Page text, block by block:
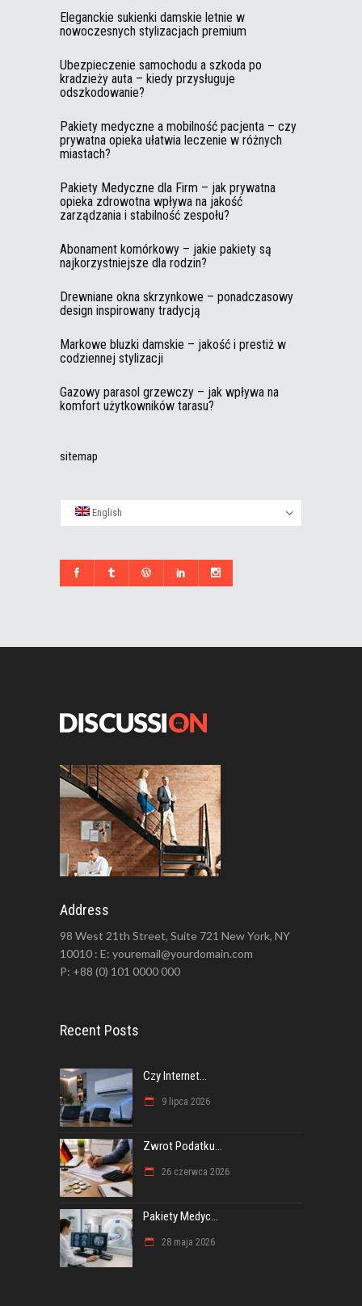
Eleganckie sukienki damskie letnie w
nowoczesnych stylizacjach premium
Ubezpieczenie samochodu a szkoda po
kradzieży auta – kiedy przysługuje
odszkodowanie?
Pakiety medyczne a mobilność pacjenta – czy
prywatna opieka ułatwia leczenie w różnych
miastach?
Pakiety Medyczne dla Firm – jak prywatna
opieka zdrowotna wpływa na jakość
zarządzania i stabilność zespołu?
Abonament komórkowy – jakie pakiety są
najkorzystniejsze dla rodzin?
Drewniane okna skrzynkowe – ponadczasowy
design inspirowany tradycją
Markowe bluzki damskie – jakość i prestiż w
codziennej stylizacji
Gazowy parasol grzewczy – jak wpływa na
komfort użytkowników tarasu?
sitemap
English
Address
98 West 21th Street, Suite 721 New York, NY
10010 : E: youremail@yourdomain.com
P: +88 (0) 101 0000 000
Recent Posts
Czy Internet...
9 lipca 2026
Zwrot Podatku...
26 czerwca 2026
Pakiety Medyc...
28 maja 2026